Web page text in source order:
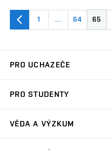
1 … 64 65
PRO UCHAZEČE
Ambasadoři studia
PRO STUDENTY
VĚDA A VÝZKUM